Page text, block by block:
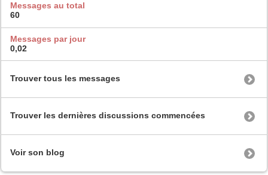
Messages au total
60
Messages par jour
0,02
Trouver tous les messages
Trouver les dernières discussions commencées
Voir son blog